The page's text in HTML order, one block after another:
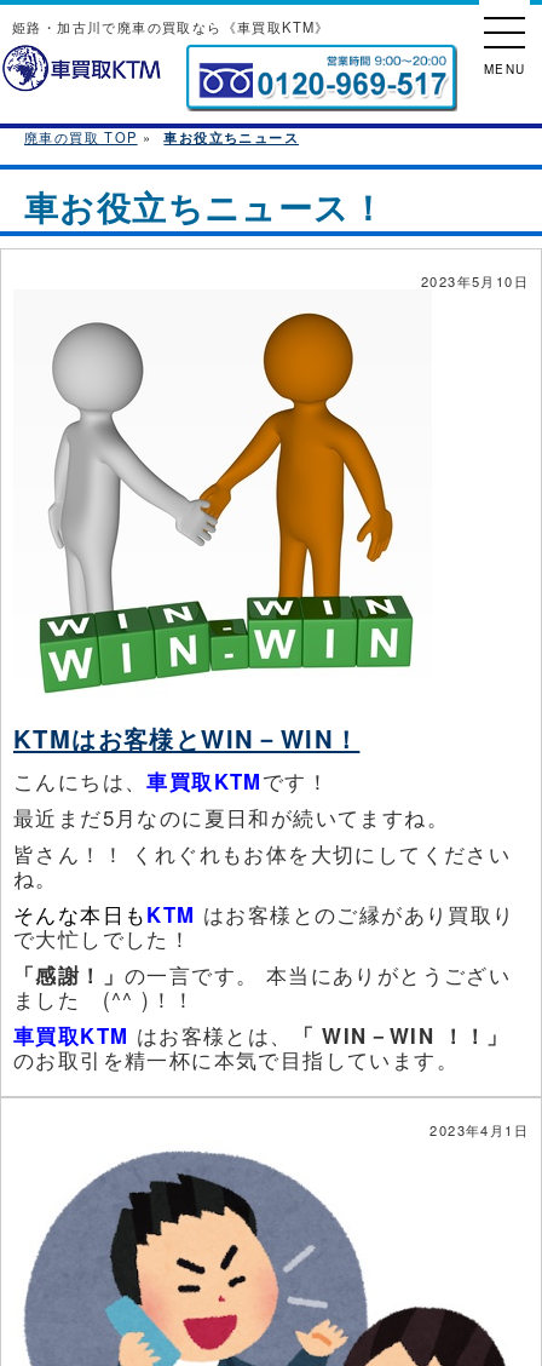
姫路・加古川で廃車の買取なら《車買取KTM》
MENU
廃車の買取 TOP » 車お役立ちニュース
車お役立ちニュース！
2023年5月10日
KTMはお客様とWIN－WIN！
こんにちは、車買取KTMです！
最近まだ5月なのに夏日和が続いてますね。
皆さん！！ くれぐれもお体を大切にしてください
ね。
そんな本日もKTM はお客様とのご縁があり買取り
で大忙しでした！
「感謝！」 の一言です。 本当にありがとうござい
ました (^^ )！！
車買取KTM はお客様とは、
「 WIN－WIN ！！」
のお取引を精一杯に本気で目指しています。
2023年4月1日